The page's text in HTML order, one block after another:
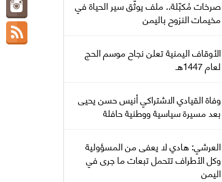
صرخات مُكبّلة.. ملف يوثّق سير الحياة في
مخيمات النزوح باليمن
الأوقاف اليمنية تعلن نجاح موسم الحج
لعام 1447هـ
وفاة القيادي الاشتراكي أنيس حسن يحيى
بعد مسيرة سياسية ووطنية حافلة
العرشي: هادي لا يعفى من المسؤولية
وكل الأطراف تتحمل تبعات ما جرى في
اليمن